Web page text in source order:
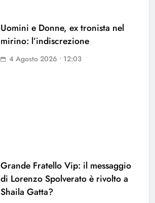
Uomini e Donne, ex tronista nel
mirino: l’indiscrezione
4 Agosto 2026 • 12:03
Grande Fratello Vip: il messaggio
di Lorenzo Spolverato è rivolto a
Shaila Gatta?